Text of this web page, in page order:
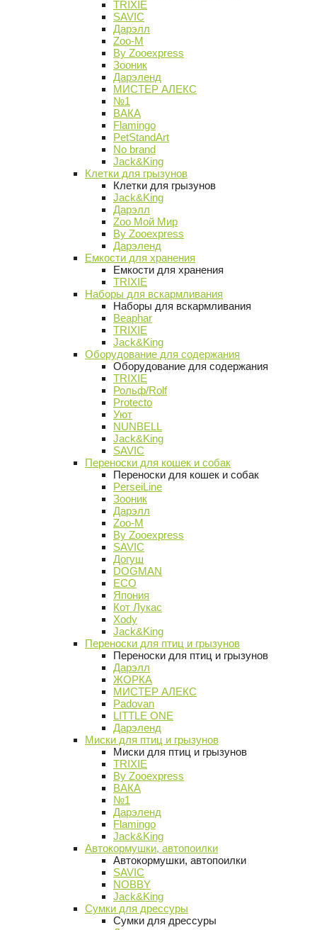
TRIXIE
SAVIC
Дарэлл
Zoo-M
By Zooexpress
Зооник
Дарэленд
МИСТЕР АЛЕКС
№1
ВАКА
Flamingo
PetStandArt
No brand
Jack&King
Клетки для грызунов
Клетки для грызунов
Jack&King
Дарэлл
Zoo Мой Мир
By Zooexpress
Дарэленд
Емкости для хранения
Емкости для хранения
TRIXIE
Наборы для вскармливания
Наборы для вскармливания
Beaphar
TRIXIE
Jack&King
Оборудование для содержания
Оборудование для содержания
TRIXIE
Рольф/Rolf
Protecto
Уют
NUNBELL
Jack&King
SAVIC
Переноски для кошек и собак
Переноски для кошек и собак
PerseiLine
Зооник
Дарэлл
Zoo-M
By Zooexpress
SAVIC
Догуш
DOGMAN
ECO
Япония
Кот Лукас
Xody
Jack&King
Переноски для птиц и грызунов
Переноски для птиц и грызунов
Дарэлл
ЖОРКА
МИСТЕР АЛЕКС
Padovan
LITTLE ONE
Дарэленд
Миски для птиц и грызунов
Миски для птиц и грызунов
TRIXIE
By Zooexpress
ВАКА
№1
Дарэленд
Flamingo
Jack&King
Автокормушки, автопоилки
Автокормушки, автопоилки
SAVIC
NOBBY
Jack&King
Сумки для дрессуры
Сумки для дрессуры